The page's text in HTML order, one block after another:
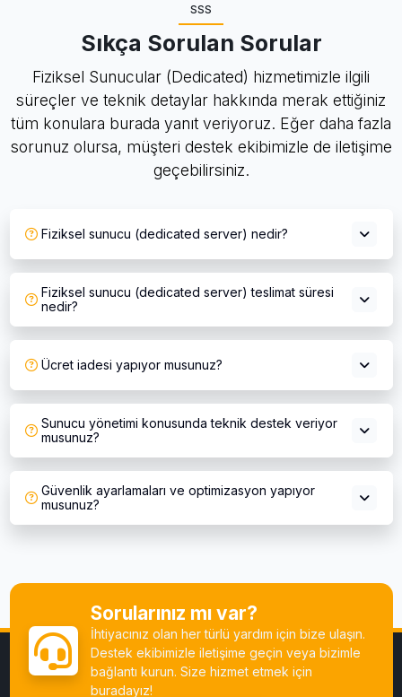
SSS
Sıkça Sorulan Sorular
Fiziksel Sunucular (Dedicated) hizmetimizle ilgili
süreçler ve teknik detaylar hakkında merak ettiğiniz
tüm konulara burada yanıt veriyoruz. Eğer daha fazla
sorunuz olursa, müşteri destek ekibimizle de iletişime
geçebilirsiniz.
Fiziksel sunucu (dedicated server) nedir?
Fiziksel sunucu (dedicated server) teslimat süresi
nedir?
Ücret iadesi yapıyor musunuz?
Sunucu yönetimi konusunda teknik destek veriyor
musunuz?
Güvenlik ayarlamaları ve optimizasyon yapıyor
musunuz?
Sorularınız mı var?
İhtiyacınız olan her türlü yardım için bize ulaşın.
Destek ekibimizle iletişime geçin veya bizimle
bağlantı kurun. Size hizmet etmek için
buradayız!